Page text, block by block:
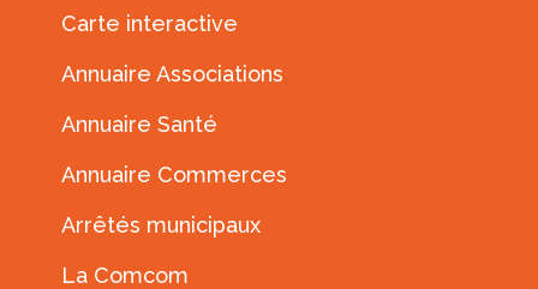
Carte interactive
Annuaire Associations
Annuaire Santé
Annuaire Commerces
Arrêtés municipaux
La Comcom